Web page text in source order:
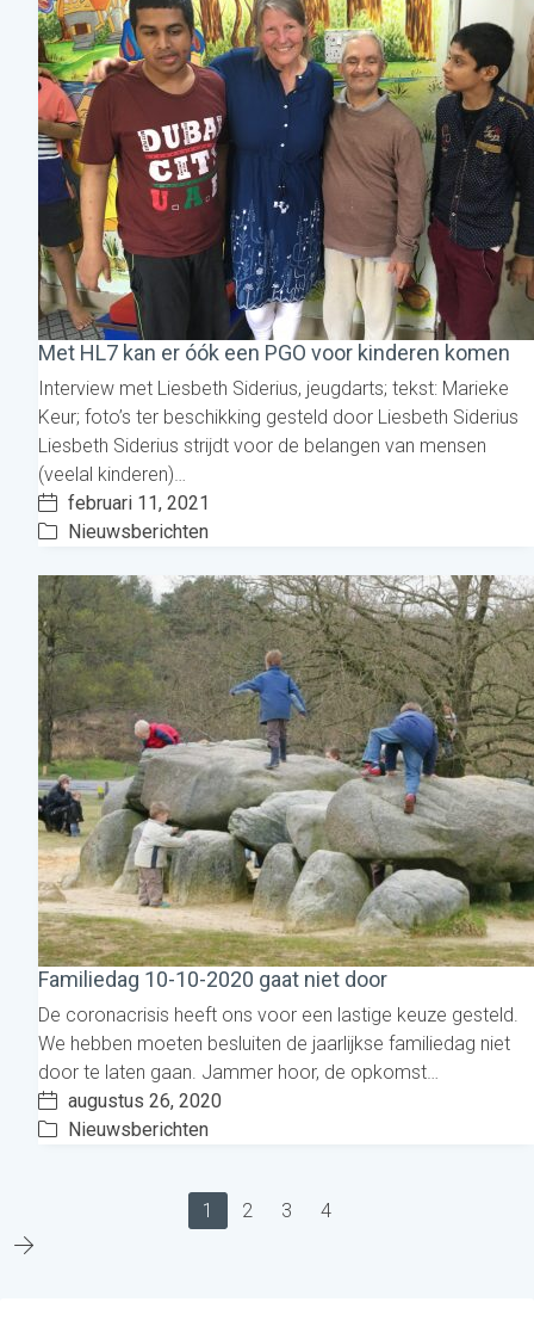
Met HL7 kan er óók een PGO voor kinderen komen
Interview met Liesbeth Siderius, jeugdarts; tekst: Marieke
Keur; foto’s ter beschikking gesteld door Liesbeth Siderius
Liesbeth Siderius strijdt voor de belangen van mensen
(veelal kinderen)…
februari 11, 2021
Nieuwsberichten
Familiedag 10-10-2020 gaat niet door
De coronacrisis heeft ons voor een lastige keuze gesteld.
We hebben moeten besluiten de jaarlijkse familiedag niet
door te laten gaan. Jammer hoor, de opkomst…
augustus 26, 2020
Nieuwsberichten
1 2 3 4